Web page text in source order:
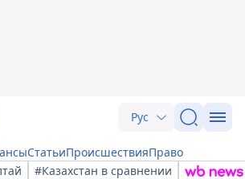
Рус
СтатьиПроисшествияПраво
#Казахстан в сравнении